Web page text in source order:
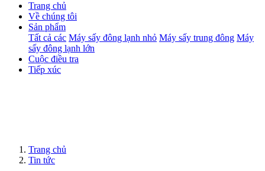
Trang chủ
Về chúng tôi
Sản phẩm
Tất cả các Máy sấy đông lạnh nhỏ Máy sấy trung đông Máy
sấy đông lạnh lớn
Cuộc điều tra
Tiếp xúc
Trang chủ
Tin tức